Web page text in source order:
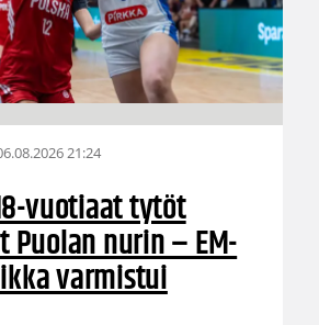
21:24
vuotiaat tytöt
nurin – EM-
varmistui